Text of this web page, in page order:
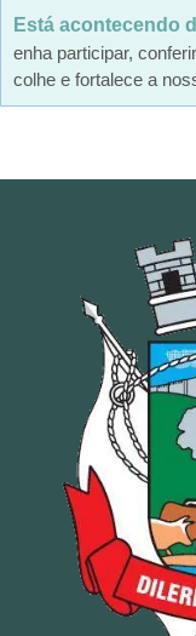
Está acontecendo
enha participar,
colhe e fortalece a